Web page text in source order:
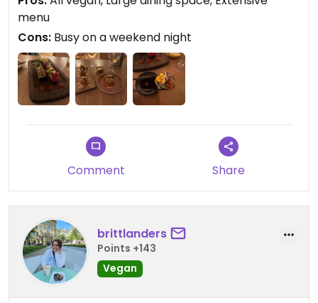
the crispy rice 🍙 . All of the rolls were beautiful
and carefully crafted-lots of effort and detail put
into the food. Would love to see more unique
dessert options, but the brownie was delicious.
Cocktails were also very wonderful!
menu
Cons: Busy on a weekend night
Comment Share
brittlanders
Points +143
Vegan